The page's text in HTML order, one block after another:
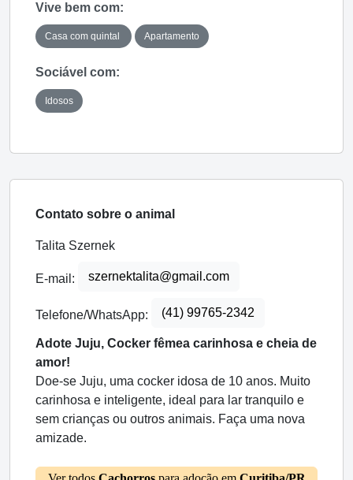
Vive bem com:
Casa com quintal Apartamento
Sociável com:
Idosos
Contato sobre o animal
Talita Szernek
E-mail: szernektalita@gmail.com
Telefone/WhatsApp: (41) 99765-2342
Adote Juju, Cocker fêmea carinhosa e cheia de
amor!
Doe-se Juju, uma cocker idosa de 10 anos. Muito
carinhosa e inteligente, ideal para lar tranquilo e
sem crianças ou outros animais. Faça uma nova
amizade.